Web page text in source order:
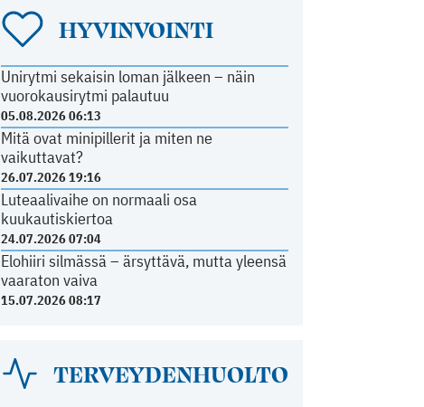
HYVINVOINTI
Unirytmi sekaisin loman jälkeen – näin
vuorokausirytmi palautuu
05.08.2026 06:13
Mitä ovat minipillerit ja miten ne
vaikuttavat?
26.07.2026 19:16
Luteaalivaihe on normaali osa
kuukautiskiertoa
24.07.2026 07:04
Elohiiri silmässä – ärsyttävä, mutta yleensä
vaaraton vaiva
15.07.2026 08:17
TERVEYDENHUOLTO